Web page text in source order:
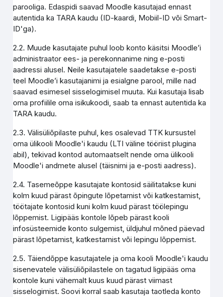
parooliga. Edaspidi saavad Moodle kasutajad ennast
autentida ka TARA kaudu (ID-kaardi, Mobiil-ID või Smart-
ID'ga).
2.2. Muude kasutajate puhul loob konto käsitsi Moodle’i
administraator ees- ja perekonnanime ning e-posti
aadressi alusel. Neile kasutajatele saadetakse e-posti
teel Moodle’i kasutajanimi ja esialgne parool, mille nad
saavad esimesel sisselogimisel muuta. Kui kasutaja lisab
oma profiilile oma isikukoodi, saab ta ennast autentida ka
TARA kaudu.
2.3. Välisüliõpilaste puhul, kes osalevad TTK kursustel
oma ülikooli Moodle'i kaudu (LTI väline tööriist plugina
abil), tekivad kontod automaatselt nende oma ülikooli
Moodle'i andmete alusel (täisnimi ja e-posti aadress).
2.4. Tasemeõppe kasutajate kontosid säilitatakse kuni
kolm kuud pärast õpingute lõpetamist või katkestamist,
töötajate kontosid kuni kolm kuud pärast töölepingu
lõppemist. Ligipääs kontole lõpeb pärast kooli
infosüsteemide konto sulgemist, üldjuhul mõned päevad
pärast lõpetamist, katkestamist või lepingu lõppemist.
2.5. Täiendõppe kasutajatele ja oma kooli Moodle'i kaudu
sisenevatele välisüliõpilastele on tagatud ligipääs oma
kontole kuni vähemalt kuus kuud pärast viimast
sisselogimist. Soovi korral saab kasutaja taotleda konto